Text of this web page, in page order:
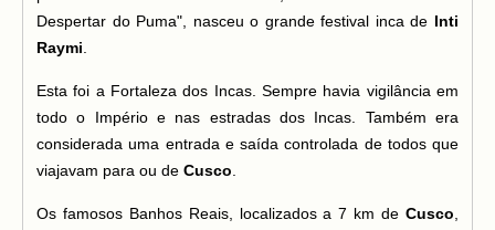
Despertar do Puma", nasceu o grande festival inca de Inti
Raymi
Esta foi a Fortaleza dos Incas. Sempre havia vigilância em
todo o Império e nas estradas dos Incas. Também era
considerada uma entrada e saída controlada de todos que
viajavam para ou de Cusco
Os famosos Banhos Reais, localizados a 7 km de Cusco